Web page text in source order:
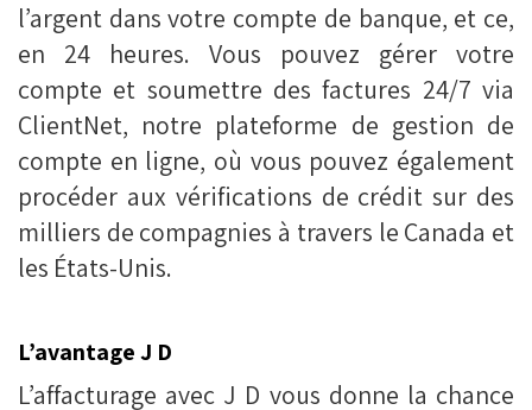
l’argent dans votre compte de banque, et ce,
en 24 heures. Vous pouvez gérer votre
compte et soumettre des factures 24/7 via
ClientNet, notre plateforme de gestion de
compte en ligne, où vous pouvez également
procéder aux vérifications de crédit sur des
milliers de compagnies à travers le Canada et
les États-Unis.
L’avantage J D
L’affacturage avec J D vous donne la chance